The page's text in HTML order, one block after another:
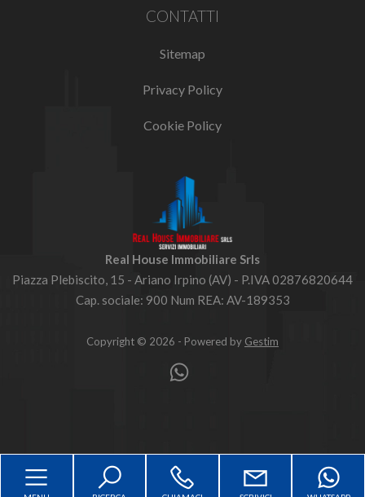
CONTATTI
Sitemap
Privacy Policy
Cookie Policy
Real House Immobiliare Srls
Piazza Plebiscito, 15 - Ariano Irpino (AV) - P.IVA 02876820644
Cap. sociale: 900 Num REA: AV-189353
Copyright © 2026 - Powered by Gestim